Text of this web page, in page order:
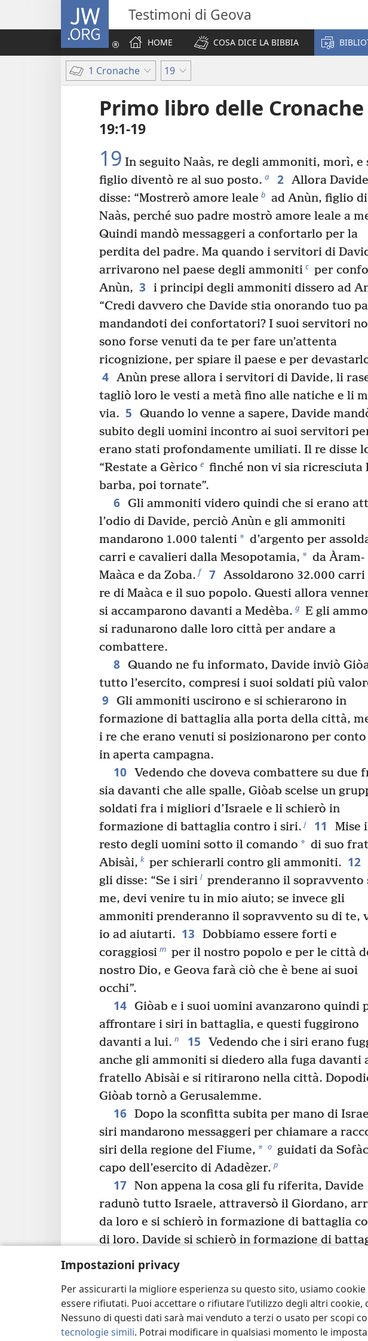
Impostazioni privacy
Per assicurarti la migliore esperienza su questo sito, usiamo
essere rifiutati. Puoi accettare o rifiutare l’utilizzo degli altri
Nessuno di questi dati sarà mai venduto a terzi o usato per scopi
tecnologie simili. Potrai modificare in qualsiasi momento le
JW.ORG Testimoni di Geova
HOME
COSA DICE LA BIBBIA
1 Cronache 19
Primo libro delle Cronache
19:1-19
19 In seguito Naàs, re degli ammoniti, morì, e
figlio diventò re al suo posto. a 2 Allora Davide
disse: “Mostrerò amore leale b ad Anùn, figlio di
Naàs, perché suo padre mostrò amore leale a
Quindi mandò messaggeri a confortarlo per la
perdita del padre. Ma quando i servitori di
arrivarono nel paese degli ammoniti c per
Anùn, 3
i principi degli ammoniti dissero ad
“Credi davvero che Davide stia onorando tuo
mandandoti dei confortatori? I suoi servitori
sono forse venuti da te per fare un’attenta
ricognizione, per spiare il paese e per
4 Anùn prese allora i servitori di Davide, li
tagliò loro le vesti a metà fino alle natiche e li
via. 5
Quando lo venne a sapere, Davide
subito degli uomini incontro ai suoi servitori
erano stati profondamente umiliati. Il re disse
“Restate a Gèrico e finché non vi sia ricresciuta
barba, poi tornate”.
6 Gli ammoniti videro quindi che si erano
l’odio di Davide, perciò Anùn e gli ammoniti
mandarono 1.000 talenti* d’argento per
carri e cavalieri dalla Mesopotamia, * da Àram-
Maàca e da Zoba. f 7 Assoldarono 32.000 carri
re di Maàca e il suo popolo. Questi allora
si accamparono davanti a Medèba. g E gli
si radunarono dalle loro città per andare a
combattere.
8 Quando ne fu informato, Davide inviò
tutto l’esercito, compresi i suoi soldati più
9 Gli ammoniti uscirono e si schierarono in
formazione di battaglia alla porta della città,
i re che erano venuti si posizionarono per
in aperta campagna.
10 Vedendo che doveva combattere su due
sia davanti che alle spalle, Giòab scelse un
soldati fra i migliori d’Israele e li schierò in
formazione di battaglia contro i siri. j 11
Mise
resto degli uomini sotto il comando * di suo
Abisài, k per schierarli contro gli ammoniti. 12
gli disse: “Se i siri l prenderanno il sopravvento
me, devi venire tu in mio aiuto; se invece gli
ammoniti prenderanno il sopravvento su di te,
io ad aiutarti. 13
Dobbiamo essere forti e
coraggiosi m per il nostro popolo e per le città
nostro Dio, e Geova farà ciò che è bene ai suoi
occhi”.
14 Giòab e i suoi uomini avanzarono quindi
affrontare i siri in battaglia, e questi fuggirono
davanti a lui. n 15
Vedendo che i siri erano
anche gli ammoniti si diedero alla fuga davanti
fratello Abisài e si ritirarono nella città.
Giòab tornò a Gerusalemme.
16 Dopo la sconfitta subita per mano di
siri mandarono messaggeri per chiamare a
siri della regione del Fiume, * o guidati da
capo dell’esercito di Adadèzer. p
17 Non appena la cosa gli fu riferita, Davide
radunò tutto Israele, attraversò il Giordano,
da loro e si schierò in formazione di battaglia
di loro. Davide si schierò in formazione di
per fronteggiare i siri, e questi combatterono
q
Ma fuggirono davanti a Israele; e
Davide uccise 7.000 guidatori di carri e 40.000
e mise a morte Sofàc, capo dell’esercito.
19
Rendendosi conto di essere stati sconfitti da